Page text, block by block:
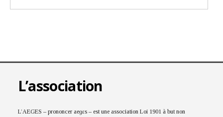
L’association
L’AEGES – prononcer aeɡɛs – est une association Loi 1901 à but non